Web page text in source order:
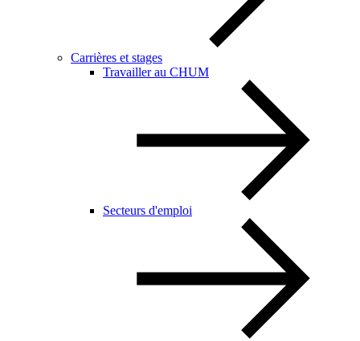
Carrières et stages
Travailler au CHUM
Secteurs d'emploi